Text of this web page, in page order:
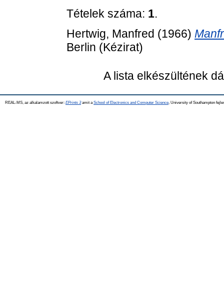
Tételek száma: 1.
Hertwig, Manfred (1966)
Berlin (Kézirat)
A lista elkészültének
REAL-MS, az alkalamzott szoftver: EPrints 3amit a School of Electronics and Computer Science , University of Southampton